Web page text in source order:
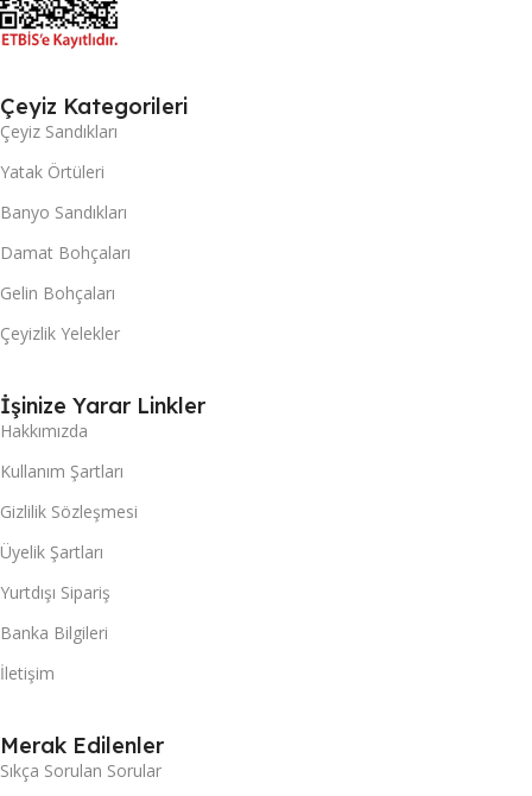
Çeyiz Kategorileri
Çeyiz Sandıkları
Yatak Örtüleri
Banyo Sandıkları
Damat Bohçaları
Gelin Bohçaları
Çeyizlik Yelekler
İşinize Yarar Linkler
Hakkımızda
Kullanım Şartları
Gizlilik Sözleşmesi
Üyelik Şartları
Yurtdışı Sipariş
Banka Bilgileri
İletişim
Merak Edilenler
Sıkça Sorulan Sorular